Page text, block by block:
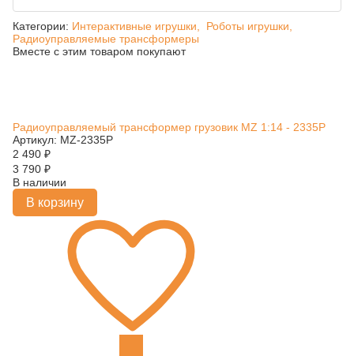
Категории: Интерактивные игрушки,
Роботы игрушки,
Радиоуправляемые трансформеры
Вместе с этим товаром покупают
Радиоуправляемый трансформер грузовик MZ 1:14 - 2335P
Артикул: MZ-2335P
2 490 ₽
3 790 ₽
В наличии
В корзину